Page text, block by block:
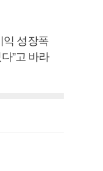
익 성장폭
”고 바라